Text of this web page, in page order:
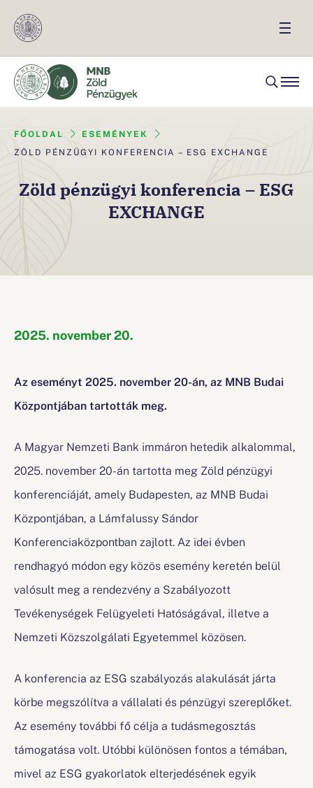
FŐOLDAL ESEMÉNYEK
ZÖLD PÉNZÜGYI KONFERENCIA – ESG EXCHANGE
Zöld pénzügyi konferencia – ESG
EXCHANGE
2025. november 20.
Az eseményt 2025. november 20-án, az MNB Budai
Központjában tartották meg.
A Magyar Nemzeti Bank immáron hetedik alkalommal,
2025. november 20-án tartotta meg Zöld pénzügyi
konferenciáját, amely Budapesten, az MNB Budai
Központjában, a Lámfalussy Sándor
Konferenciaközpontban zajlott. Az idei évben
rendhagyó módon egy közös esemény keretén belül
valósult meg a rendezvény a Szabályozott
Tevékenységek Felügyeleti Hatóságával, illetve a
Nemzeti Közszolgálati Egyetemmel közösen.
A konferencia az ESG szabályozás alakulását járta
körbe megszólítva a vállalati és pénzügyi szereplőket.
Az esemény további fő célja a tudásmegosztás
támogatása volt. Utóbbi különösen fontos a témában,
mivel az ESG gyakorlatok elterjedésének egyik